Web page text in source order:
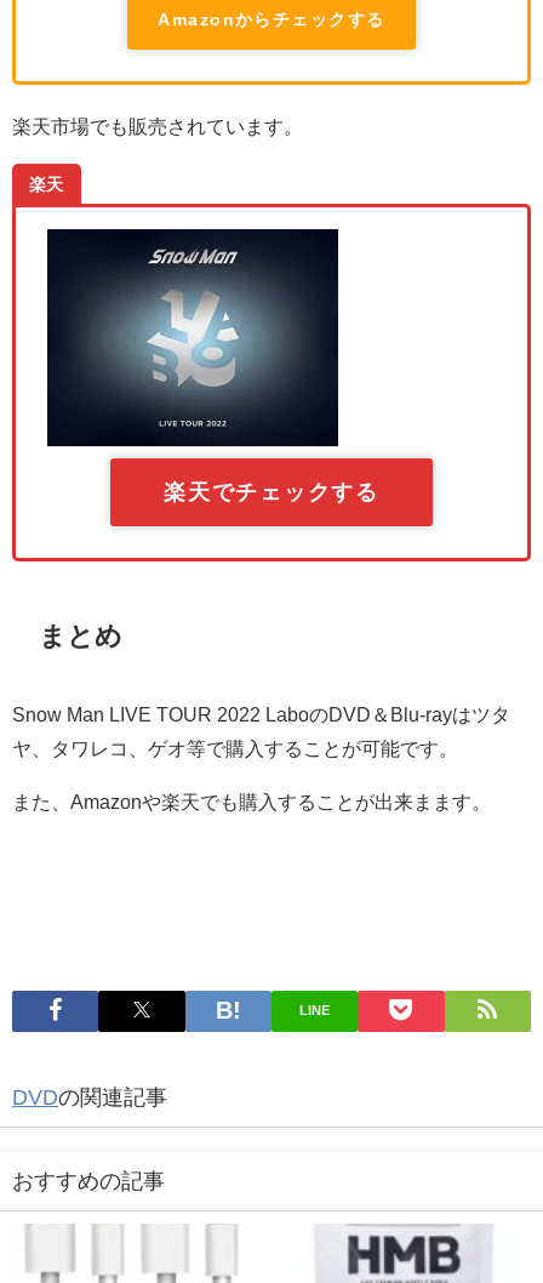
Amazonからチェックする
楽天市場でも販売されています。
楽天
楽天でチェックする
まとめ
Snow Man LIVE TOUR 2022 LaboのDVD＆Blu-rayはツタ
ヤ、タワレコ、ゲオ等で購入することが可能です。
また、Amazonや楽天でも購入することが出来まます。
LINE
DVDの関連記事
おすすめの記事